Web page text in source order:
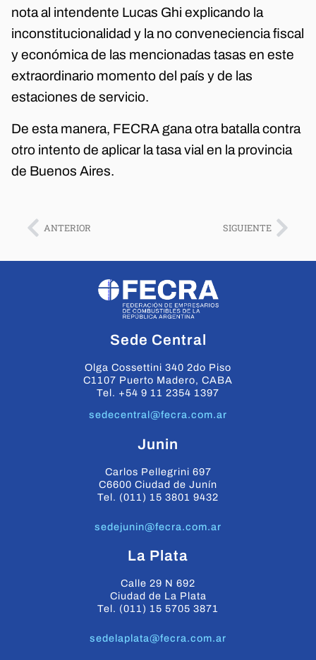
nota al intendente Lucas Ghi explicando la
inconstitucionalidad y la no conveneciencia fiscal
y económica de las mencionadas tasas en este
extraordinario momento del país y de las
estaciones de servicio.
De esta manera, FECRA gana otra batalla contra
otro intento de aplicar la tasa vial en la provincia
de Buenos Aires.
ANTERIOR SIGUIENTE
Sede Central
Olga Cossettini 340 2do Piso
C1107 Puerto Madero, CABA
Tel. +54 9 11 2354 1397
sedecentral@fecra.com.ar
Junin
Carlos Pellegrini 697
C6600 Ciudad de Junín
Tel. (011) 15 3801 9432
sedejunin@fecra.com.ar
La Plata
Calle 29 N 692
Ciudad de La Plata
Tel. (011) 15 5705 3871
sedelaplata@fecra.com.ar